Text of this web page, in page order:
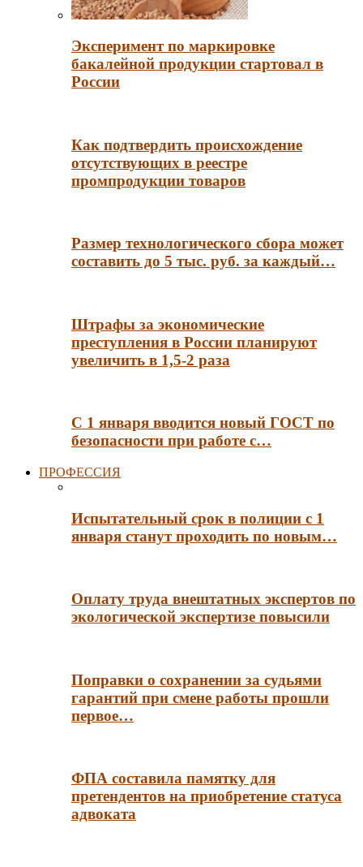
Эксперимент по маркировке
бакалейной продукции стартовал в
России
Как подтвердить происхождение
отсутствующих в реестре
промпродукции товаров
Размер технологического сбора может
составить до 5 тыс. руб. за каждый…
Штрафы за экономические
преступления в России планируют
увеличить в 1,5-2 раза
С 1 января вводится новый ГОСТ по
безопасности при работе с…
ПРОФЕССИЯ
Испытательный срок в полиции с 1
января станут проходить по новым…
Оплату труда внештатных экспертов по
экологической экспертизе повысили
Поправки о сохранении за судьями
гарантий при смене работы прошли
первое…
ФПА составила памятку для
претендентов на приобретение статуса
адвоката